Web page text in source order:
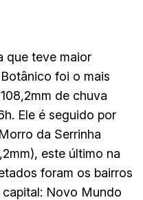
que teve maior
foi o mais
de chuva
Ele é seguido por
da Serrinha
este último na
foram os bairros
Novo Mundo